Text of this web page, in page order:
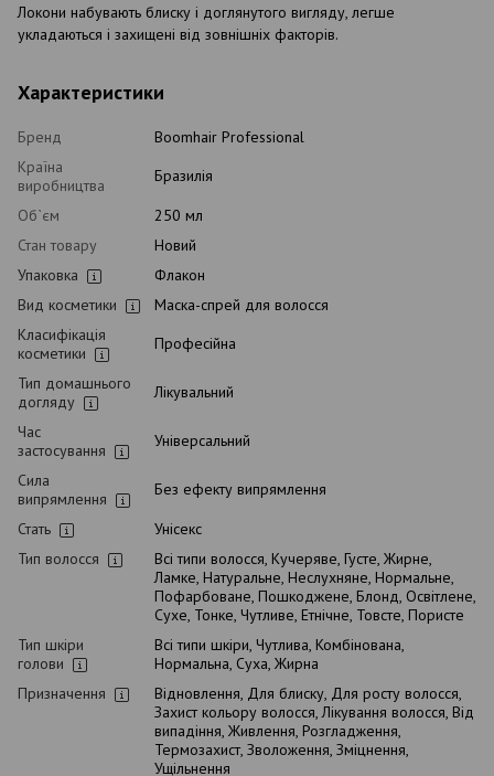
Локони набувають блиску і доглянутого вигляду, легше
укладаються і захищені від зовнішніх факторів.
Характеристики
Бренд
Boomhair Professional
Країна
виробництва
Бразилія
Об`єм
250 мл
Стан товару
Новий
Упаковка
Флакон
Вид косметики
Маска-спрей для волосся
Класифікація
косметики
Професійна
Тип домашнього
догляду
Лікувальний
Час
застосування
Універсальний
Сила
випрямлення
Без ефекту випрямлення
Стать
Унісекс
Тип волосся
Всі типи волосся, Кучеряве, Густе, Жирне,
Ламке, Натуральне, Неслухняне, Нормальне,
Пофарбоване, Пошкоджене, Блонд, Освітлене,
Сухе, Тонке, Чутливе, Етнічне, Товсте, Пористе
Тип шкіри
голови
Всі типи шкіри, Чутлива, Комбінована,
Нормальна, Суха, Жирна
Призначення
Відновлення, Для блиску, Для росту волосся,
Захист кольору волосся, Лікування волосся, Від
випадіння, Живлення, Розгладження,
Термозахист, Зволоження, Зміцнення,
Ущільнення